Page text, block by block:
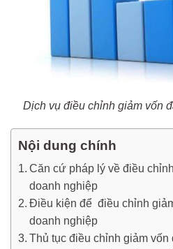
Dịch vụ điều chỉnh giảm vốn
Nội dung chính
Căn cứ pháp lý về điều
doanh nghiệp
Điều kiện để điều chỉnh
doanh nghiệp
Thủ tục điều chỉnh giảm vốn